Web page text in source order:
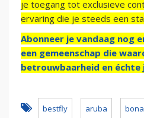
je toegang tot exclusieve
ervaring die je steeds een
Abonneer je vandaag nog
een gemeenschap die
betrouwbaarheid en échte
bestfly aruba